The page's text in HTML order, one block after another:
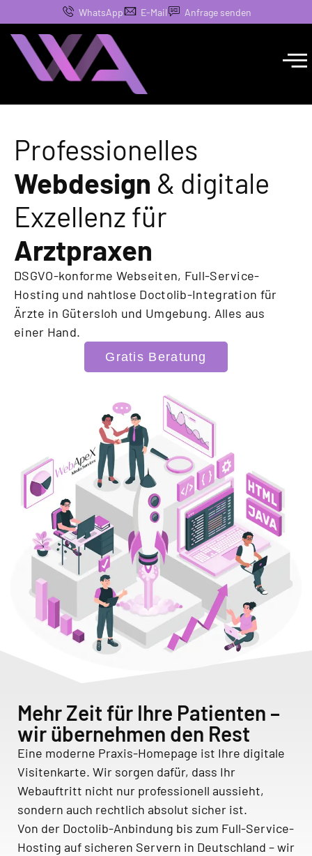
WhatsApp E-Mail Anfrage senden
Professionelles
Webdesign & digitale
Exzellenz für
Arztpraxen
DSGVO-konforme Webseiten, Full-Service-
Hosting und nahtlose Doctolib-Integration für
Ärzte in Gütersloh und Umgebung. Alles aus
einer Hand.
Gratis Beratung
Mehr Zeit für Ihre Patienten –
wir übernehmen den Rest
Eine moderne Praxis-Homepage ist Ihre digitale
Visitenkarte. Wir sorgen dafür, dass Ihr
Webauftritt nicht nur professionell aussieht,
sondern auch rechtlich absolut sicher ist.
Von der Doctolib-Anbindung bis zum Full-Service-
Hosting auf sicheren Servern in Deutschland – wir